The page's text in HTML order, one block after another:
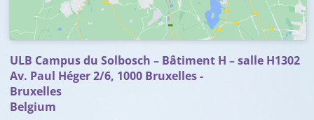
ULB Campus du Solbosch – Bâtiment H – salle H1302
Av. Paul Héger 2/6, 1000 Bruxelles -
Bruxelles
Belgium